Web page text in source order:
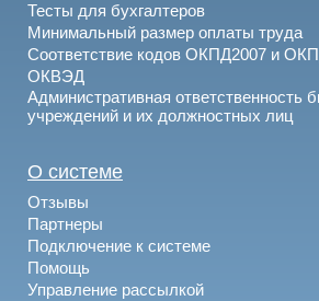
Тесты для бухгалтеров
Минимальный размер оплаты труда
Соответствие кодов ОКПД2007 и
ОКВЭД
Административная ответственность
учреждений и их должностных лиц
О системе
Отзывы
Партнеры
Подключение к системе
Помощь
Управление рассылкой